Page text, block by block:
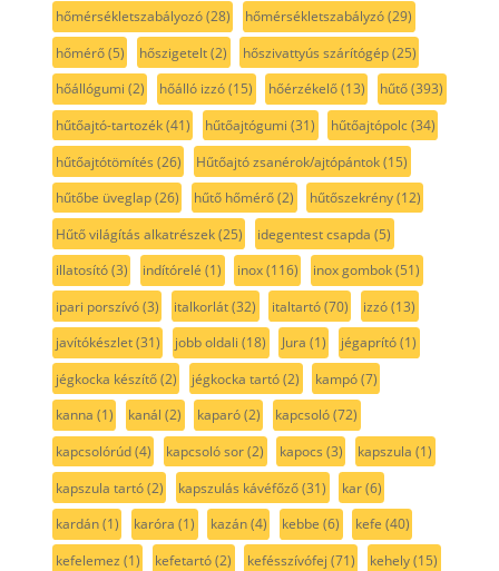
hőmérsékletszabályozó(28) hőmérsékletszabályzó(29)
hőmérő(5) hőszigetelt(2) hőszivattyús szárítógép(25)
hőállógumi (2) hőálló izzó(15) hőérzékelő(13) hűtő(393)
hűtőajtó-tartozék(41) hűtőajtógumi (31) hűtőajtópolc(34)
hűtőajtótömítés (26) Hűtőajtó zsanérok/ajtópántok(15)
hűtőbe üveglap(26) hűtő hőmérő(2) hűtőszekrény(12)
Hűtő világítás alkatrészek(25) idegentest csapda (5)
illatosító(3) indítórelé (1) inox(116) inox gombok(51)
ipari porszívó(3) italkorlát(32) italtartó(70) izzó(13)
javítókészlet(31) jobb oldali (18) Jura (1) jégaprító(1)
jégkocka készítő(2) jégkocka tartó(2) kampó(7)
kanna (1) kanál (2) kaparó(2) kapcsoló(72)
kapcsolórúd(4) kapcsoló sor(2) kapocs (3) kapszula (1)
kapszula tartó(2) kapszulás kávéfőző(31) kar(6)
kardán(1) karóra (1) kazán(4) kebbe (6) kefe (40)
kefelemez (1) kefetartó(2) kefésszívófej (71) kehely(15)